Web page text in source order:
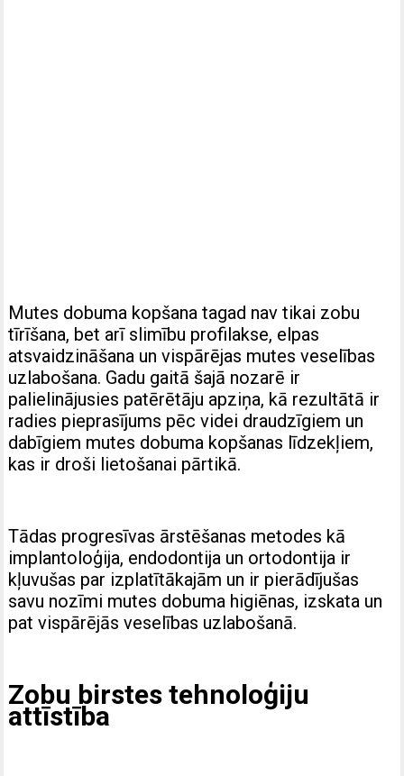
Mutes dobuma kopšana tagad nav tikai zobu
tīrīšana, bet arī slimību profilakse, elpas
atsvaidzināšana un vispārējas mutes veselības
uzlabošana. Gadu gaitā šajā nozarē ir
palielinājusies patērētāju apziņa, kā rezultātā ir
radies pieprasījums pēc videi draudzīgiem un
dabīgiem mutes dobuma kopšanas līdzekļiem,
kas ir droši lietošanai pārtikā.
Tādas progresīvas ārstēšanas metodes kā
implantoloģija, endodontija un ortodontija ir
kļuvušas par izplatītākajām un ir pierādījušas
savu nozīmi mutes dobuma higiēnas, izskata un
pat vispārējās veselības uzlabošanā.
Zobu birstes tehnoloģiju
attīstība